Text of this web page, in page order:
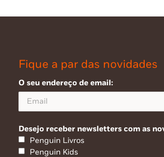
Fique a par das novidades
O seu endereço de email:
Desejo receber newsletters com as
Penguin Livros
Penguin Kids